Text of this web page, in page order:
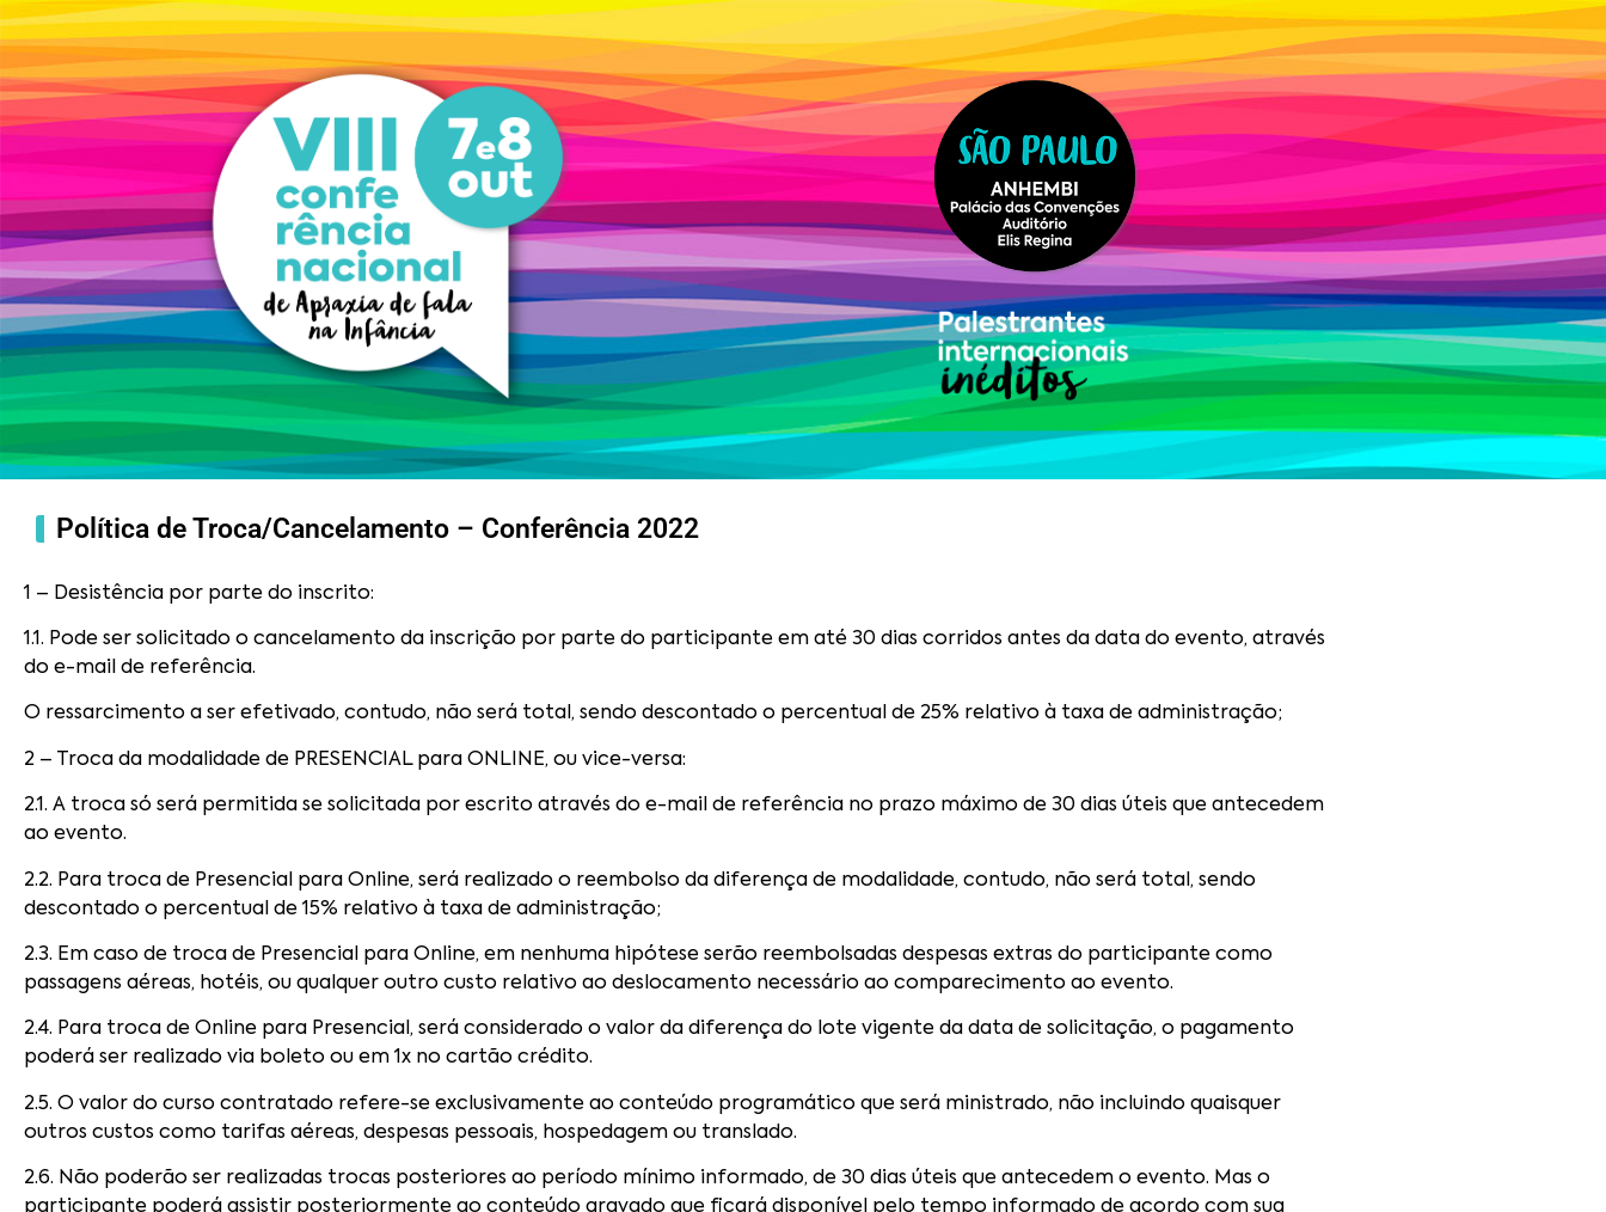
Política de Troca/Cancelamento – Conferência 2022
1 – Desistência por parte do inscrito:
1.1. Pode ser solicitado o cancelamento da inscrição por parte do participante em até 30 dias corridos antes da data do evento, através
do e-mail de referência.
O ressarcimento a ser efetivado, contudo, não será total, sendo descontado o percentual de 25% relativo à taxa de administração;
2 – Troca da modalidade de PRESENCIAL para ONLINE, ou vice-versa:
2.1. A troca só será permitida se solicitada por escrito através do e-mail de referência no prazo máximo de 30 dias úteis que antecedem
ao evento.
2.2. Para troca de Presencial para Online, será realizado o reembolso da diferença de modalidade, contudo, não será total, sendo
descontado o percentual de 15% relativo à taxa de administração;
2.3. Em caso de troca de Presencial para Online, em nenhuma hipótese serão reembolsadas despesas extras do participante como
passagens aéreas, hotéis, ou qualquer outro custo relativo ao deslocamento necessário ao comparecimento ao evento.
2.4. Para troca de Online para Presencial, será considerado o valor da diferença do lote vigente da data de solicitação, o pagamento
poderá ser realizado via boleto ou em 1x no cartão crédito.
2.5. O valor do curso contratado refere-se exclusivamente ao conteúdo programático que será ministrado, não incluindo quaisquer
outros custos como tarifas aéreas, despesas pessoais, hospedagem ou translado.
2.6. Não poderão ser realizadas trocas posteriores ao período mínimo informado, de 30 dias úteis que antecedem o evento. Mas o
participante poderá assistir posteriormente ao conteúdo gravado que ficará disponível pelo tempo informado de acordo com sua